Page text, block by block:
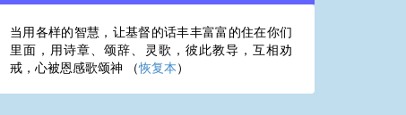
当用各样的智慧，让基督的话丰丰富富的住在你们
里面，用诗章、颂辞、灵歌，彼此教导，互相劝
戒，心被恩感歌颂神 （恢复本）